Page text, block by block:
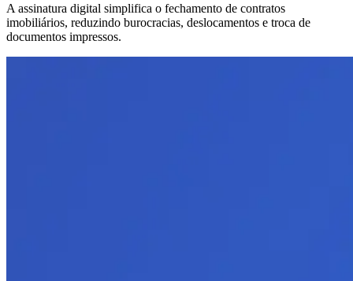
A assinatura digital simplifica o fechamento de contratos
imobiliários, reduzindo burocracias, deslocamentos e troca de
documentos impressos.